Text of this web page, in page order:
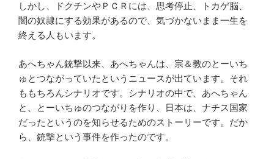
しかし、ドクチンやＰＣＲには、思考停止、トカゲ脳、
闇の奴隷にする効果があるので、気づかないまま一生を
終える人もいます。
あへちゃん銃撃以来、あへちゃんは、宗＆教のとーいち
ゅとつながっていたというニュースが出ています。それ
ももちろんシナリオです。シナリオの中で、あへちゃん
と、とーいちゅのつながりを作り、日本は、ナチス国家
だったというのを知らせるためのストーリーです。だか
ら、銃撃という事件を作ったのです。